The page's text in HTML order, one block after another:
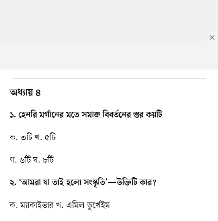
অধ্যায় ৪
১. হেনরি মর্গানের মতে সমাজ বিবর্তনের স্তর কয়টি
ক. ৩টি খ. ৫টি
গ. ৬টি ঘ. ৮টি
২. ‘আমরা যা তাই হলো সংস্কৃতি’—উক্তিটি কার?
ক. ম্যাকাইভার খ. এমিল ডুর্খেইম